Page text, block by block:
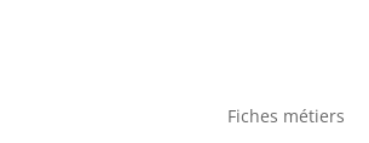
Fiches métiers